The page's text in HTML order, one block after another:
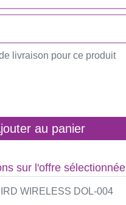
livraison pour ce produit
au panier
sur l'offre sélectionnée
WIRELESS DOL-004